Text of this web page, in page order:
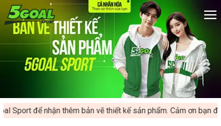
Chuyển
đến
dung
Sport để nhận thêm bản vẽ thiết kế sản phẩm. Cảm ơn bạn